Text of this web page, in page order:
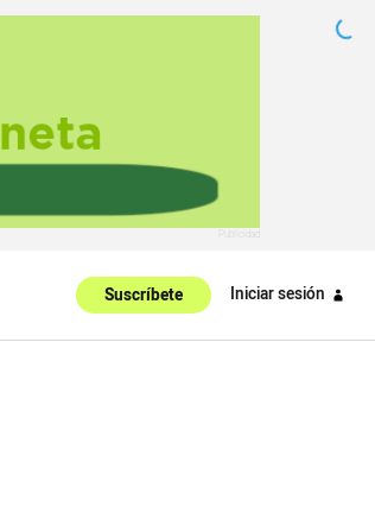
Suscríbete Iniciar sesión